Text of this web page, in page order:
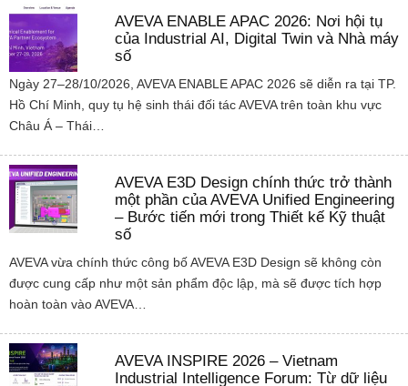
AVEVA ENABLE APAC 2026: Nơi hội tụ
của Industrial AI, Digital Twin và Nhà máy
số
Ngày 27–28/10/2026, AVEVA ENABLE APAC 2026 sẽ diễn ra tại TP.
Hồ Chí Minh, quy tụ hệ sinh thái đối tác AVEVA trên toàn khu vực
Châu Á – Thái…
AVEVA E3D Design chính thức trở thành
một phần của AVEVA Unified Engineering
– Bước tiến mới trong Thiết kế Kỹ thuật
số
AVEVA vừa chính thức công bố AVEVA E3D Design sẽ không còn
được cung cấp như một sản phẩm độc lập, mà sẽ được tích hợp
hoàn toàn vào AVEVA…
AVEVA INSPIRE 2026 – Vietnam
Industrial Intelligence Forum: Từ dữ liệu